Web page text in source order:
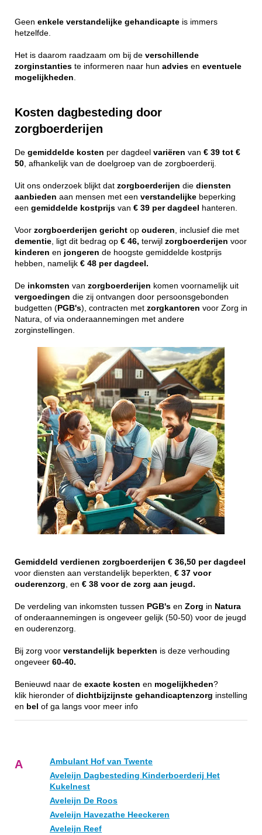
Geen enkele verstandelijke gehandicapte is immers
hetzelfde.
Het is daarom raadzaam om bij de verschillende
zorginstanties te informeren naar hun advies en eventuele
mogelijkheden.
Kosten dagbesteding door
zorgboerderijen
De gemiddelde kosten per dagdeel variëren van € 39 tot €
50 , afhankelijk van de doelgroep van de zorgboerderij.
Uit ons onderzoek blijkt dat zorgboerderijen die diensten
aanbieden aan mensen met een verstandelijke beperking
een gemiddelde kostprijs van € 39 per dagdeel hanteren.
Voor zorgboerderijen gericht op ouderen , inclusief die met
dementie , ligt dit bedrag op € 46, terwijl zorgboerderijen voor
kinderen en jongeren de hoogste gemiddelde kostprijs
hebben, namelijk € 48 per dagdeel.
De inkomsten van zorgboerderijen komen voornamelijk uit
vergoedingen die zij ontvangen door persoonsgebonden
budgetten ( PGB's), contracten met zorgkantoren voor Zorg in
Natura, of via onderaannemingen met andere
zorginstellingen.
Gemiddeld verdienen zorgboerderijen € 36,50 per dagdeel
voor diensten aan verstandelijk beperkten, € 37 voor
ouderenzorg , en € 38 voor de zorg aan jeugd.
De verdeling van inkomsten tussen PGB's en Zorg in Natura
of onderaannemingen is ongeveer gelijk (50-50) voor de jeugd
en ouderenzorg.
Bij zorg voor verstandelijk beperkten is deze verhouding
ongeveer 60-40.
Benieuwd naar de exacte kosten en mogelijkheden?
klik hieronder of dichtbijzijnste gehandicaptenzorg instelling
en bel of ga langs voor meer info
A
Ambulant Hof van Twente
Aveleijn Dagbesteding Kinderboerderij Het
Kukelnest
Aveleijn De Roos
Aveleijn Havezathe Heeckeren
Aveleijn Reef